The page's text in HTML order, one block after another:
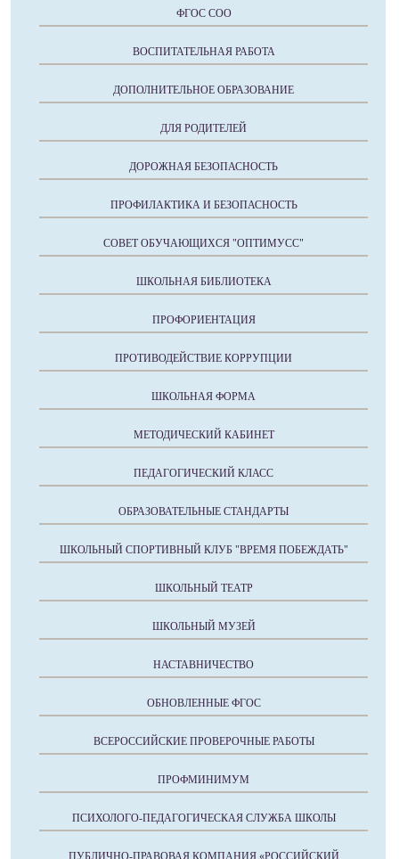
ФГОС СОО
ВОСПИТАТЕЛЬНАЯ РАБОТА
ДОПОЛНИТЕЛЬНОЕ ОБРАЗОВАНИЕ
ДЛЯ РОДИТЕЛЕЙ
ДОРОЖНАЯ БЕЗОПАСНОСТЬ
ПРОФИЛАКТИКА И БЕЗОПАСНОСТЬ
СОВЕТ ОБУЧАЮЩИХСЯ "ОПТИМУСС"
ШКОЛЬНАЯ БИБЛИОТЕКА
ПРОФОРИЕНТАЦИЯ
ПРОТИВОДЕЙСТВИЕ КОРРУПЦИИ
ШКОЛЬНАЯ ФОРМА
МЕТОДИЧЕСКИЙ КАБИНЕТ
ПЕДАГОГИЧЕСКИЙ КЛАСС
ОБРАЗОВАТЕЛЬНЫЕ СТАНДАРТЫ
ШКОЛЬНЫЙ СПОРТИВНЫЙ КЛУБ "ВРЕМЯ ПОБЕЖДАТЬ"
ШКОЛЬНЫЙ ТЕАТР
ШКОЛЬНЫЙ МУЗЕЙ
НАСТАВНИЧЕСТВО
ОБНОВЛЕННЫЕ ФГОС
ВСЕРОССИЙСКИЕ ПРОВЕРОЧНЫЕ РАБОТЫ
ПРОФМИНИМУМ
ПСИХОЛОГО-ПЕДАГОГИЧЕСКАЯ СЛУЖБА ШКОЛЫ
ПУБЛИЧНО-ПРАВОВАЯ КОМПАНИЯ «РОССИЙСКИЙ